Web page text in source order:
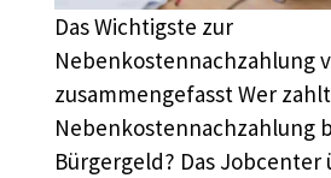
Das Wichtigste zur
Nebenkostennachzahlung
zusammengefasst Wer zahlt
Nebenkostennachzahlung
Bürgergeld? Das